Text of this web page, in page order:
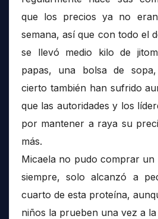
que los precios ya no
semana, así que con todo el
se llevó medio kilo de
papas, una bolsa de
cierto también han sufrido
que las autoridades y los
por mantener a raya su
más.
Micaela no pudo comprar un
siempre, solo alcanzó a
cuarto de esta proteína,
niños la prueben una vez a la